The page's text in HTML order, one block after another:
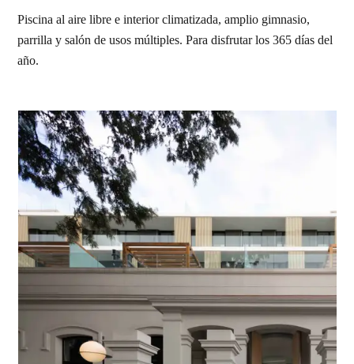
Piscina al aire libre e interior climatizada, amplio gimnasio,
parrilla y salón de usos múltiples. Para disfrutar los 365 días del
año.